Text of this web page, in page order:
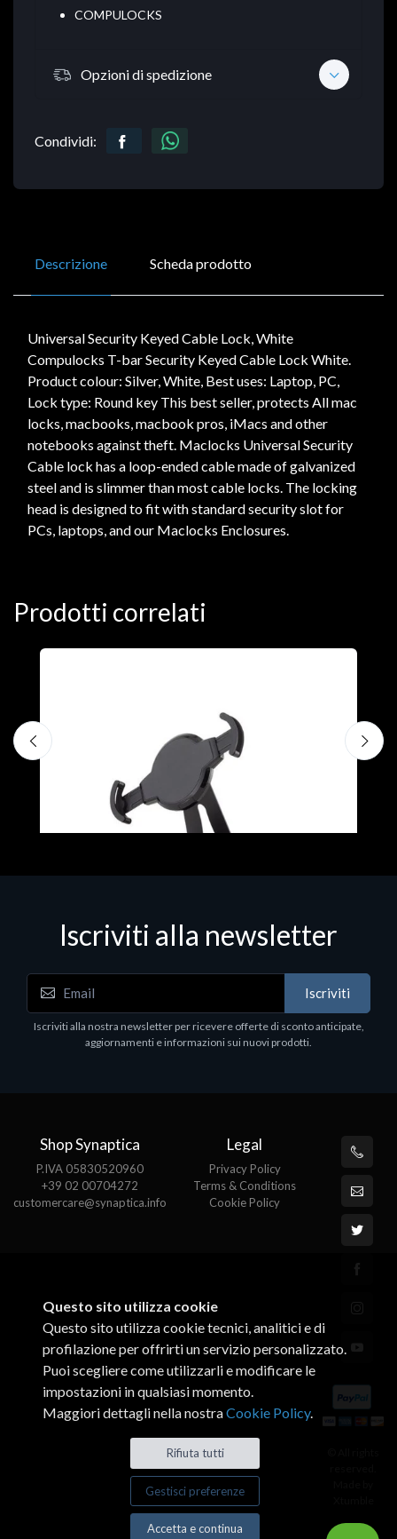
COMPULOCKS
Opzioni di spedizione
Condividi:
Descrizione Scheda prodotto
Universal Security Keyed Cable Lock, White
Compulocks T-bar Security Keyed Cable Lock White.
Product colour: Silver, White, Best uses: Laptop, PC,
Lock type: Round key This best seller, protects All mac
locks, macbooks, macbook pros, iMacs and other
notebooks against theft. Maclocks Universal Security
Cable lock has a loop-ended cable made of galvanized
steel and is slimmer than most cable locks. The locking
head is designed to fit with standard security slot for
PCs, laptops, and our Maclocks Enclosures.
Prodotti correlati
EPSON TABLET STAND, BLACK. Porta tablet
Epson, solido in metallo, orientabile in tre assi.
Adatto a tutti i tablet.
Iscriviti alla newsletter
Iscriviti
Iscriviti alla nostra newsletter per ricevere offerte di sconto anticipate,
aggiornamenti e informazioni sui nuovi prodotti.
Shop Synaptica
P.IVA 05830520960
+39 02 00704272
customercare@synaptica.info
Legal
Privacy Policy
Terms & Conditions
Cookie Policy
Questo sito utilizza cookie
Questo sito utilizza cookie tecnici, analitici e di
profilazione per offrirti un servizio personalizzato.
Puoi scegliere come utilizzarli e modificare le
impostazioni in qualsiasi momento.
Maggiori dettagli nella nostraCookie Policy.
Rifiuta tutti
Gestisci preferenze
Accetta e continua